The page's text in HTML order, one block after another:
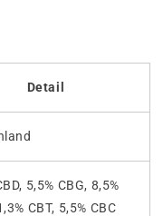
Detail
5,5% CBG, 8,5%
CBT, 5,5% CBC